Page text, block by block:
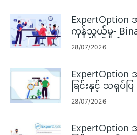
ExpertOption
ကုန်သွယ်မှု-
ဖောင်းကို ဝင်ရော
28/07/2026
ခြင်းနှင့် သရု
များ
28/07/2026